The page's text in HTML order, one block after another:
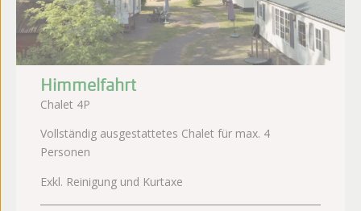
Himmelfahrt
Chalet 4P
Vollständig ausgestattetes Chalet für max. 4
Personen
Exkl. Reinigung und Kurtaxe